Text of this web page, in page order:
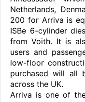
Netherlands,
200 for Arriva is
ISBe 6-cylinder
from Voith. It is
users and
low-floor
purchased will all
across the UK.
Arriva is one of